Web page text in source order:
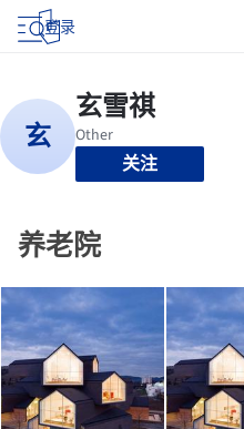
登录
关注
养老院